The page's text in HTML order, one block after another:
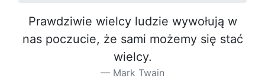
Prawdziwie wielcy ludzie wywołują w
nas poczucie, że sami możemy się stać
wielcy.
Mark Twain